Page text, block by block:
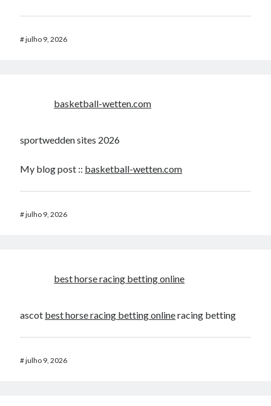
#julho 9, 2026
basketball-wetten.com
sportwedden sites 2026
My blog post :: basketball-wetten.com
#julho 9, 2026
best horse racing betting online​
ascot best horse racing betting online​racing betting​
#julho 9, 2026